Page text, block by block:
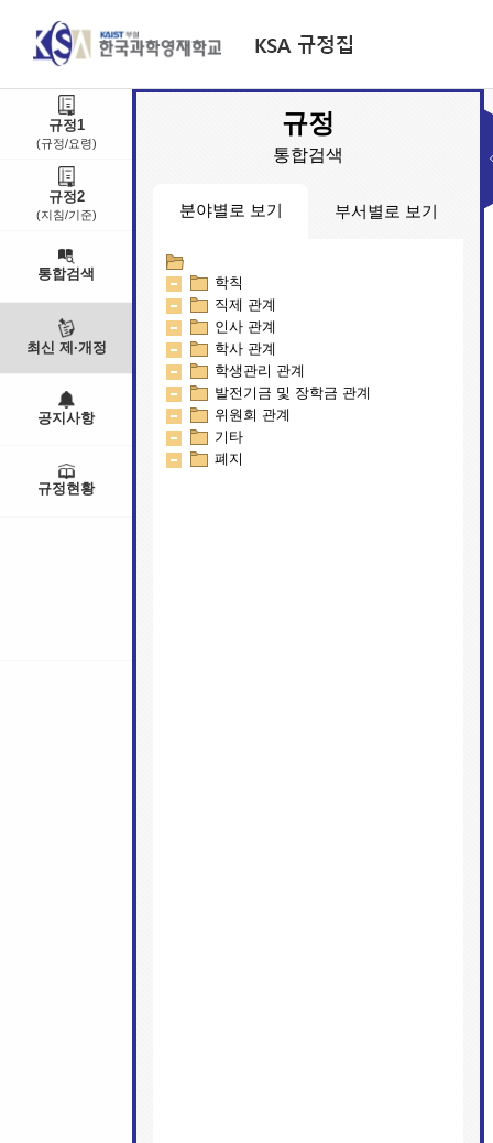
규정1
(규정/요령)
규정2
(지침/기준)
통합검색
최신 제·개정
공지사항
규정현황
규정
통합검색
분야별로 보기
학칙
직제 관계
인사 관계
학사 관계
학생관리 관계
발전기금 및 장학금 관계
위원회 관계
기타
폐지
부서별로 보기
교무연구부
대외기획부
학생생활부
행정지원부
인문예술학부
입학팀